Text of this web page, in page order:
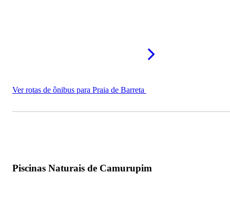
Ver rotas de ônibus para Praia de Barreta
Piscinas Naturais de Camurupim